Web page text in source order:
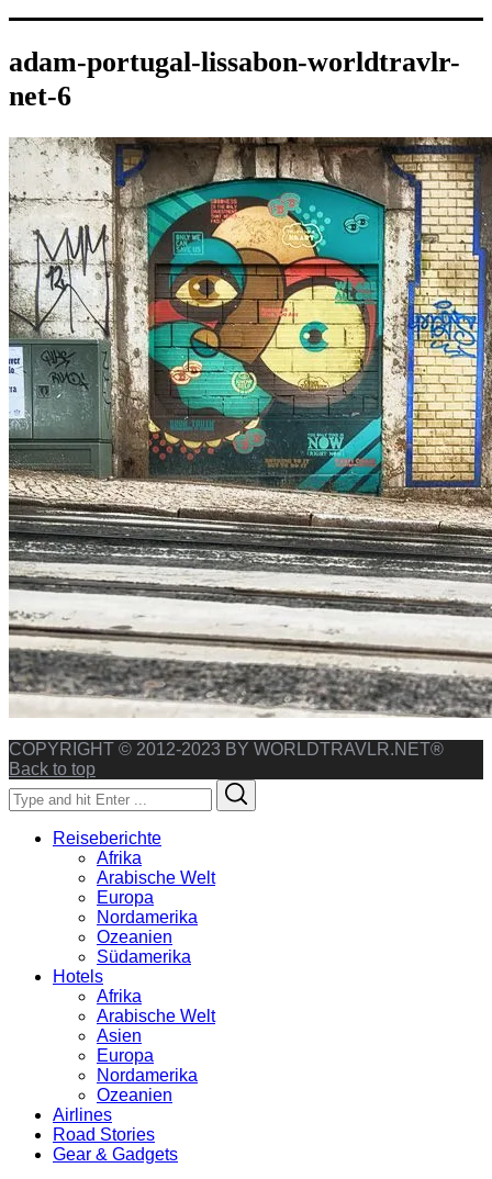
adam-portugal-lissabon-worldtravlr-
net-6
COPYRIGHT © 2012-2023 BY WORLDTRAVLR.NET®
Back to top
Search
for:
Reiseberichte
Afrika
Arabische Welt
Europa
Nordamerika
Ozeanien
Südamerika
Hotels
Afrika
Arabische Welt
Asien
Europa
Nordamerika
Ozeanien
Airlines
Road Stories
Gear & Gadgets